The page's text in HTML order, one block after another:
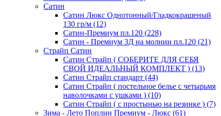
Сатин
Сатин Люкс Однотонный/Гладкокрашеный
130 гр/м (12)
Сатин-Премиум пл.120 (228)
Сатин - Премиум 3Д на молнии пл.120 (21)
Страйп Сатин
Сатин Страйп ( СОБЕРИТЕ ДЛЯ СЕБЯ
СВОЙ ИДЕАЛЬНЫЙ КОМПЛЕКТ ) (13)
Сатин Страйп стандарт (44)
Сатин Страйп ( постельное белье с четырьмя
наволочками с ушками ) (10)
Сатин Страйп ( с простынью на резинке ) (7)
Зима - Лето Поплин Премиум - Люкс (61)